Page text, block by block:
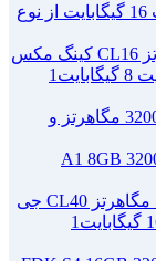
رم پاتریوت Signature Line ظرفیت 16 گیگابایت از نوع
رم دسکتاپ تک کاناله 3200 مگاهرتز CL16 کینگ مکس
1
رم دسکتاپ کروشیال با فرکانس 3200 مگاهرتز و
رم کامپیوتر DDR5 تک کاناله 5200 مگاهرتز CL40 جی
1